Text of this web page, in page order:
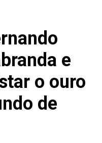
e
o ouro
de